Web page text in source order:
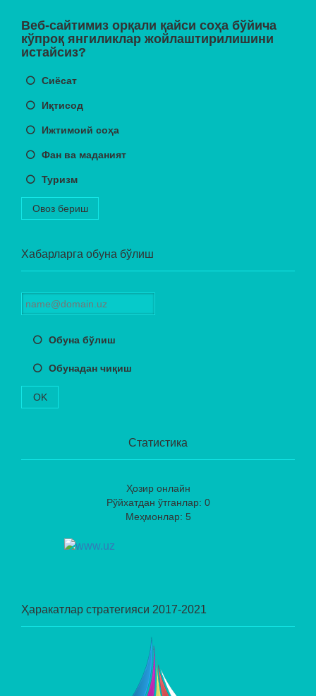
Веб-сайтимиз орқали қайси соҳа бўйича
кўпроқ янгиликлар жойлаштирилишини
истайсиз?
Сиёсат
Иқтисод
Ижтимоий соҳа
Фан ва маданият
Туризм
Овоз бериш
Хабарларга обуна бўлиш
Обуна бўлиш
Обунадан чиқиш
OK
Статистика
Ҳозир онлайн
Рўйхатдан ўтганлар: 0
Меҳмонлар: 5
Ҳаракатлар стратегияси 2017-2021